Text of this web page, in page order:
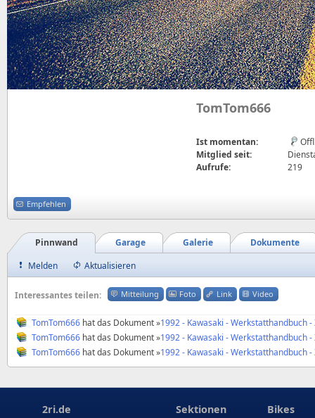
TomTom666
Ist momentan:
Mitglied seit:
Aufrufe:
219
Empfehlen
Dokumente
Galerie
Garage
Pinnwand
Melden
Aktualisieren
Interessantes teilen: Mitteilung Foto Link Video
TomTom666 hat das Dokument »1992 - Kawasaki - Werkstatthandbuch -
TomTom666 hat das Dokument »1992 - Kawasaki - Werkstatthandbuch -
TomTom666 hat das Dokument »1992 - Kawasaki - Werkstatthandbuch -
2ri.de Sektionen Bikes